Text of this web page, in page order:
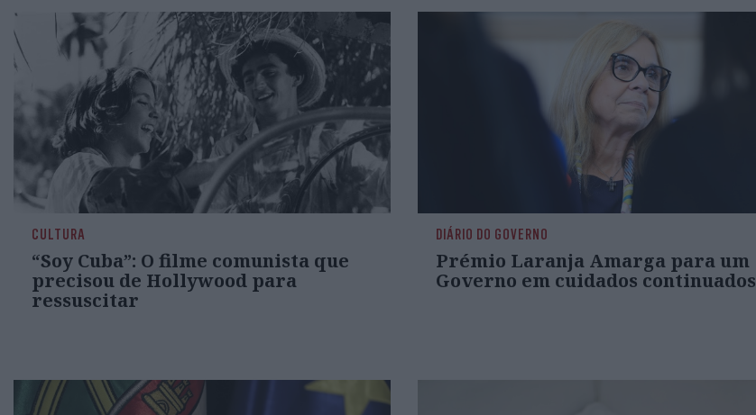
CULTURA
“Soy Cuba”: O filme comunista que
precisou de Hollywood para
ressuscitar
DIÁRIO DO GOVERNO
Prémio Laranja Amarga para um
Governo em cuidados continuados